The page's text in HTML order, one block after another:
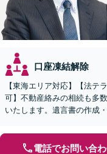
口座凍結解除
【東海エリア対応】【法テ
可】不動産絡みの相続も多
いたします。遺言書の作成
電話でお問い合